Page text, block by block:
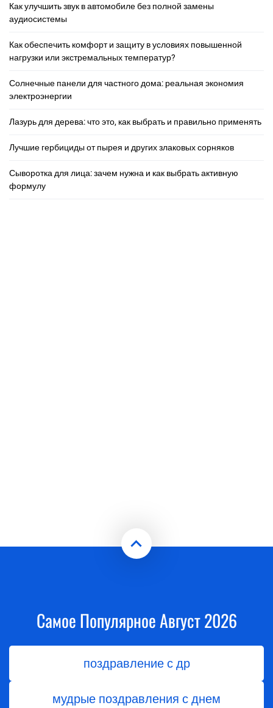
Как улучшить звук в автомобиле без полной замены
аудиосистемы
Как обеспечить комфорт и защиту в условиях повышенной
нагрузки или экстремальных температур?
Солнечные панели для частного дома: реальная экономия
электроэнергии
Лазурь для дерева: что это, как выбрать и правильно применять
Лучшие гербициды от пырея и других злаковых сорняков
Сыворотка для лица: зачем нужна и как выбрать активную
формулу
Самое Популярное Август 2026
поздравление с др
мудрые поздравления с днем